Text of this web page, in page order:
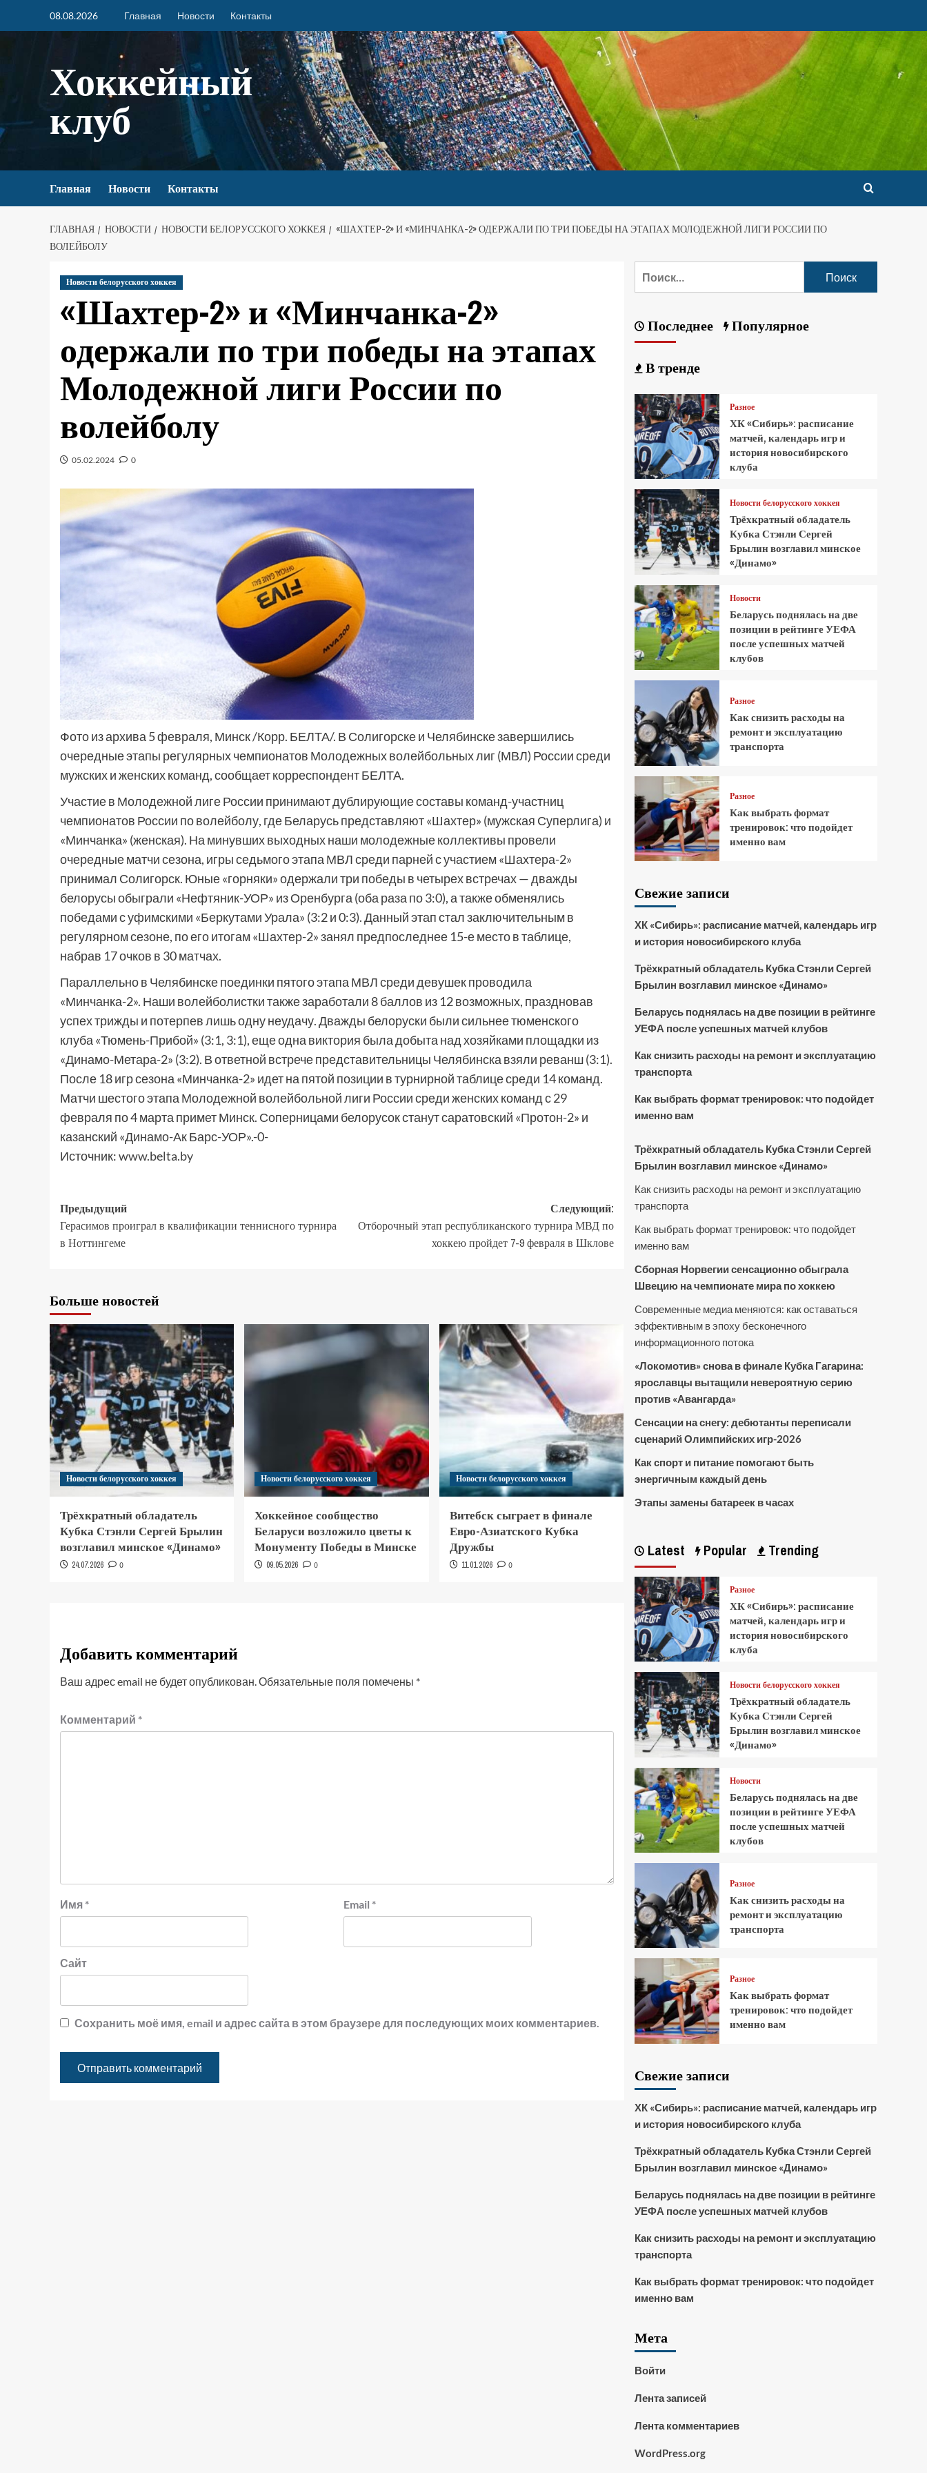
08.08.2026 Главная Новости Контакты
Хоккейный
клуб
Главная Новости Контакты
ГЛАВНАЯ НОВОСТИ НОВОСТИ БЕЛОРУССКОГО ХОККЕЯ
«ШАХТЕР-2» И «МИНЧАНКА-2» ОДЕРЖАЛИ ПО ТРИ ПОБЕДЫ НА ЭТАПАХ МОЛОДЕЖНОЙ ЛИГИ РОССИИ ПО
ВОЛЕЙБОЛУ
Новости белорусского хоккея
«Шахтер-2» и «Минчанка-2»
одержали по три победы на этапах
Молодежной лиги России по
волейболу
05.02.2024 0
Фото из архива 5 февраля, Минск /Корр. БЕЛТА/. В Солигорске и Челябинске завершились
очередные этапы регулярных чемпионатов Молодежных волейбольных лиг (МВЛ) России среди
мужских и женских команд, сообщает корреспондент БЕЛТА.
Участие в Молодежной лиге России принимают дублирующие составы команд-участниц
чемпионатов России по волейболу, где Беларусь представляют «Шахтер» (мужская Суперлига) и
«Минчанка» (женская). На минувших выходных наши молодежные коллективы провели
очередные матчи сезона, игры седьмого этапа МВЛ среди парней с участием «Шахтера-2»
принимал Солигорск. Юные «горняки» одержали три победы в четырех встречах — дважды
белорусы обыграли «Нефтяник-УОР» из Оренбурга (оба раза по 3:0), а также обменялись
победами с уфимскими «Беркутами Урала» (3:2 и 0:3). Данный этап стал заключительным в
регулярном сезоне, по его итогам «Шахтер-2» занял предпоследнее 15-е место в таблице,
набрав 17 очков в 30 матчах.
Параллельно в Челябинске поединки пятого этапа МВЛ среди девушек проводила
«Минчанка-2». Наши волейболистки также заработали 8 баллов из 12 возможных, праздновав
успех трижды и потерпев лишь одну неудачу. Дважды белоруски были сильнее тюменского
клуба «Тюмень-Прибой» (3:1, 3:1), еще одна виктория была добыта над хозяйками площадки из
«Динамо-Метара-2» (3:2). В ответной встрече представительницы Челябинска взяли реванш (3:1).
После 18 игр сезона «Минчанка-2» идет на пятой позиции в турнирной таблице среди 14 команд.
Матчи шестого этапа Молодежной волейбольной лиги России среди женских команд с 29
февраля по 4 марта примет Минск. Соперницами белорусок станут саратовский «Протон-2» и
казанский «Динамо-Ак Барс-УОР».-0-
Источник:www.belta.by
Предыдущий
Герасимов проиграл в квалификации теннисного турнира
в Ноттингеме
Следующий:
Отборочный этап республиканского турнира МВД по
хоккею пройдет 7-9 февраля в Шклове
Больше новостей
Новости белорусского хоккея
Трёхкратный обладатель
Кубка Стэнли Сергей Брылин
возглавил минское «Динамо»
24.07.2026 0
Новости белорусского хоккея
Хоккейное сообщество
Беларуси возложило цветы к
Монументу Победы в Минске
09.05.2026 0
Новости белорусского хоккея
Витебск сыграет в финале
Евро-Азиатского Кубка
Дружбы
11.01.2026 0
Добавить комментарий
Ваш адрес email не будет опубликован.Обязательные поля помечены *
Комментарий *
Имя * Email *
Сайт
Сохранить моё имя, email и адрес сайта в этом браузере для последующих моих комментариев.
Последнее Популярное
В тренде
Разное
ХК «Сибирь»: расписание
матчей, календарь игр и
история новосибирского
клуба
Новости белорусского хоккея
Трёхкратный обладатель
Кубка Стэнли Сергей
Брылин возглавил минское
«Динамо»
Новости
Беларусь поднялась на две
позиции в рейтинге УЕФА
после успешных матчей
клубов
Разное
Как снизить расходы на
ремонт и эксплуатацию
транспорта
Разное
Как выбрать формат
тренировок: что подойдет
именно вам
Свежие записи
ХК «Сибирь»: расписание матчей, календарь игр
и история новосибирского клуба
Трёхкратный обладатель Кубка Стэнли Сергей
Брылин возглавил минское «Динамо»
Беларусь поднялась на две позиции в рейтинге
УЕФА после успешных матчей клубов
Как снизить расходы на ремонт и эксплуатацию
транспорта
Как выбрать формат тренировок: что подойдет
именно вам
Трёхкратный обладатель Кубка Стэнли Сергей
Брылин возглавил минское «Динамо»
Как снизить расходы на ремонт и эксплуатацию
транспорта
Как выбрать формат тренировок: что подойдет
именно вам
Сборная Норвегии сенсационно обыграла
Швецию на чемпионате мира по хоккею
Современные медиа меняются: как оставаться
эффективным в эпоху бесконечного
информационного потока
«Локомотив» снова в финале Кубка Гагарина:
ярославцы вытащили невероятную серию
против «Авангарда»
Сенсации на снегу: дебютанты переписали
сценарий Олимпийских игр-2026
Как спорт и питание помогают быть
энергичным каждый день
Этапы замены батареек в часах
Latest Popular Trending
Разное
ХК «Сибирь»: расписание
матчей, календарь игр и
история новосибирского
клуба
Новости белорусского хоккея
Трёхкратный обладатель
Кубка Стэнли Сергей
Брылин возглавил минское
«Динамо»
Новости
Беларусь поднялась на две
позиции в рейтинге УЕФА
после успешных матчей
клубов
Разное
Как снизить расходы на
ремонт и эксплуатацию
транспорта
Разное
Как выбрать формат
тренировок: что подойдет
именно вам
Свежие записи
ХК «Сибирь»: расписание матчей, календарь игр
и история новосибирского клуба
Трёхкратный обладатель Кубка Стэнли Сергей
Брылин возглавил минское «Динамо»
Беларусь поднялась на две позиции в рейтинге
УЕФА после успешных матчей клубов
Как снизить расходы на ремонт и эксплуатацию
транспорта
Как выбрать формат тренировок: что подойдет
именно вам
Мета
Войти
Лента записей
Лента комментариев
WordPress.org